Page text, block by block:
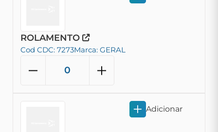
ROLAMENTO
Cod CDC: 7273Marca: GERAL
Adicionar